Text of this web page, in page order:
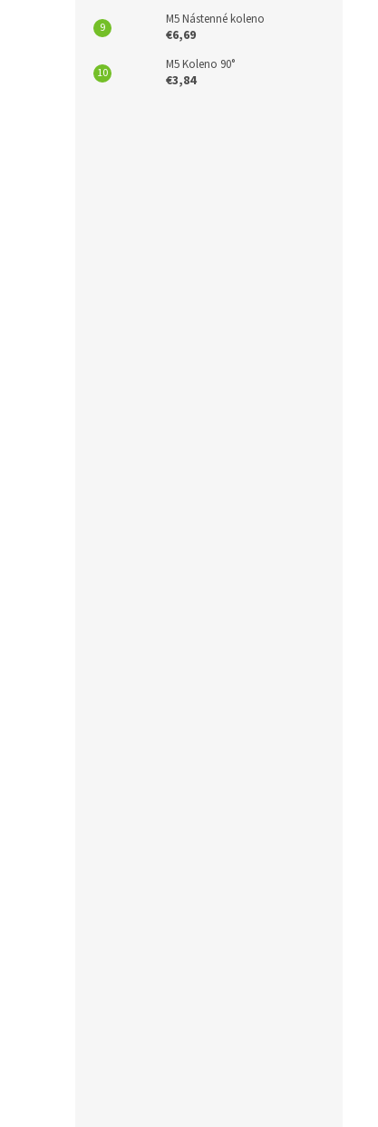
M5 Nástenné koleno
€6,69
M5 Koleno 90°
€3,84